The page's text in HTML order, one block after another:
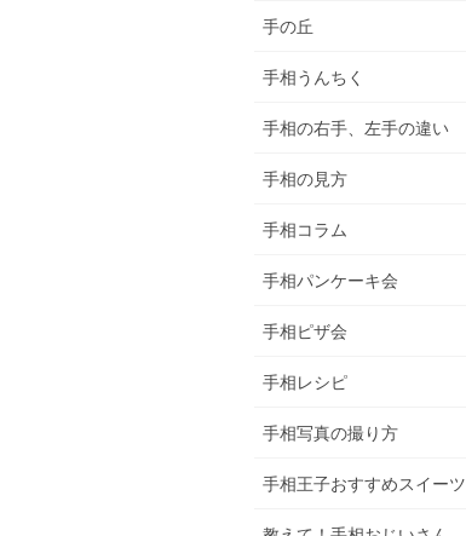
手の丘
手相うんちく
手相の右手、左手の違い
手相の見方
手相コラム
手相パンケーキ会
手相ピザ会
手相レシピ
手相写真の撮り方
手相王子おすすめスイーツ